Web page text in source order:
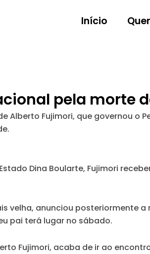
Início
pela morte
Fujimori, que governou o
Dina Boularte, Fujimori
velha, anunciou posteriormente
pai terá lugar no sábado.
Fujimori, acaba de ir ao